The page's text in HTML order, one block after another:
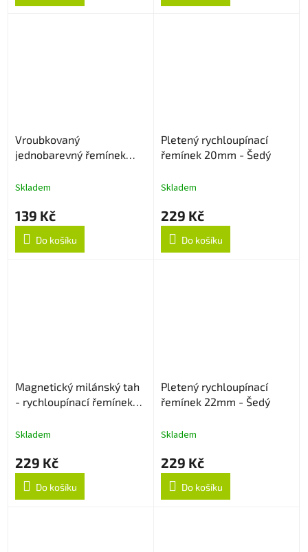
Vroubkovaný
jednobarevný řemínek
Skladem
139 Kč
Do košíku
Pletený rychloupínací
řemínek 20mm - Šedý
Skladem
229 Kč
Do košíku
Magnetický milánský tah
- rychloupínací řemínek
Skladem
229 Kč
Do košíku
Pletený rychloupínací
řemínek 22mm - Šedý
Skladem
229 Kč
Do košíku